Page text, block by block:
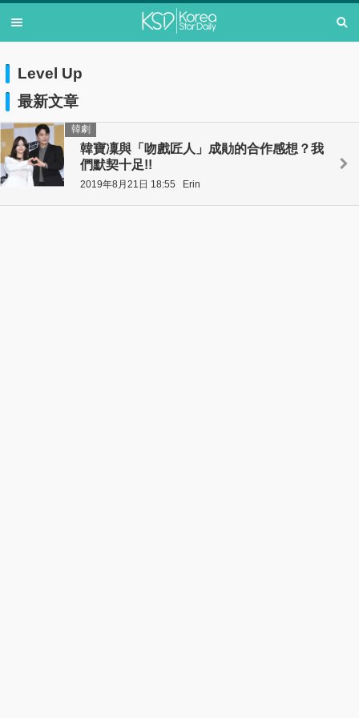
Level Up
最新文章
韓寶凜與「吻戲匠人」成勛的合作感想？我
們默契十足!!
韓劇
2019年8月21日 18:55 Erin